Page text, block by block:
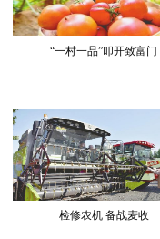
“一村一品”叩开致富门
检修农机 备战麦收